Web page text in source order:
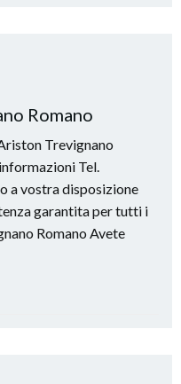
Romano
Trevignano
Tel.
a vostra disposizione
garantita per tutti i
Romano Avete